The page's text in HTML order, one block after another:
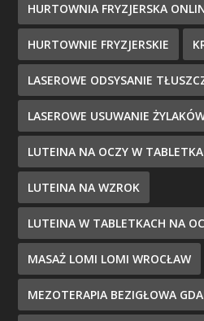
HURTOWNIA FRYZJERSKA
HURTOWNIE FRYZJERSKIE
LASEROWE ODSYSANIE
LASEROWE USUWANIE
LUTEINA NA OCZY W
LUTEINA NA WZROK
LUTEINA W TABLETKACH NA
MASAŻ LOMI LOMI WROCŁAW
MEZOTERAPIA BEZIGŁOWA